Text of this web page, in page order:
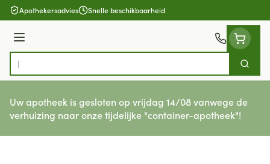
Ga naar de inhoud
Apothekersadvies Snelle beschikbaarheid
Menu
Product, merk, categorie...
Zoek
Uw apotheek is gesloten op vrijdag 14/08 vanwege de
verhuizing naar onze tijdelijke "container-apotheek"!